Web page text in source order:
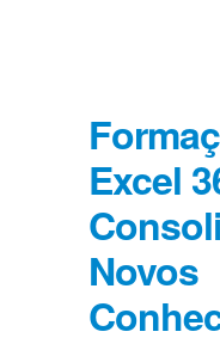
Excel
Novos